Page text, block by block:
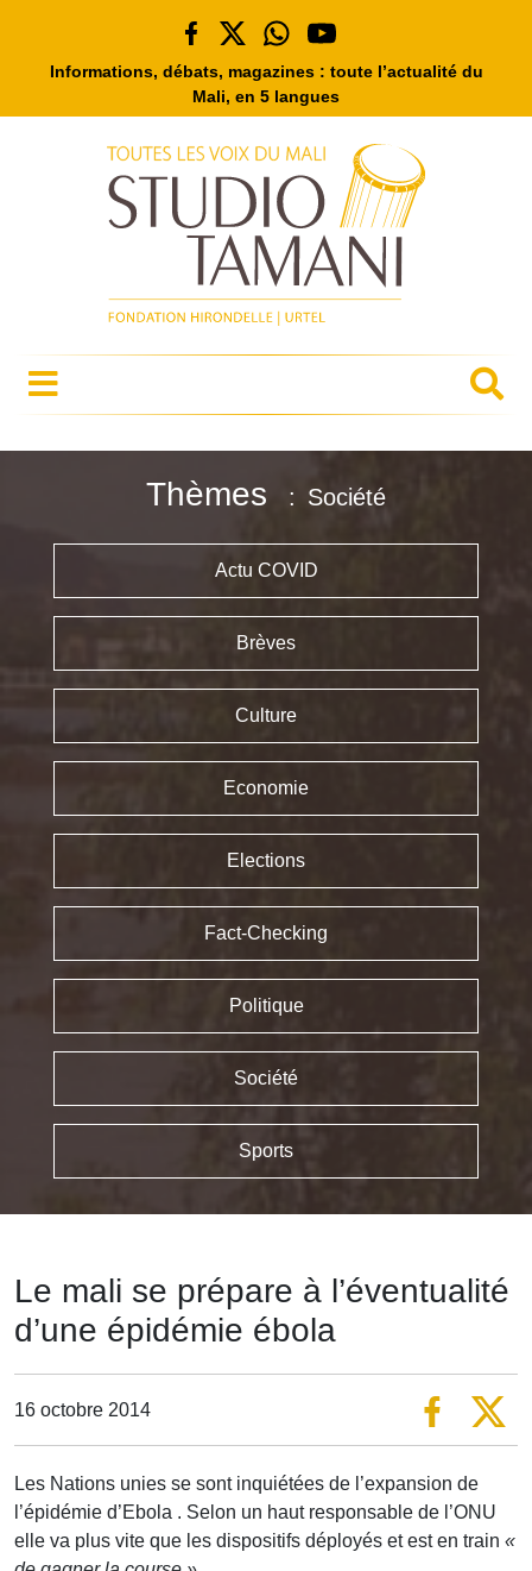
Informations, débats, magazines : toute l’actualité du
Mali, en 5 langues
Thèmes Société
Actu COVID
Brèves
Culture
Economie
Elections
Fact-Checking
Politique
Société
Sports
Le mali se prépare à l’éventualité
d’une épidémie ébola
16 octobre 2014
Les Nations unies se sont inquiétées de l’expansion de
l’épidémie d’Ebola . Selon un haut responsable de l’ONU
elle va plus vite que les dispositifs déployés et est en train «